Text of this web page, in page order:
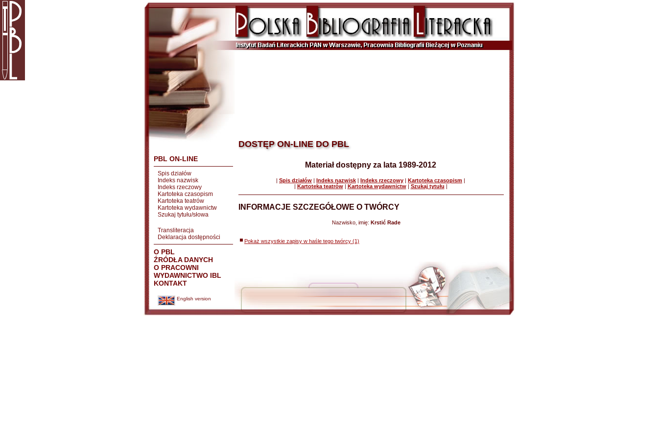
PBL ON-LINE
Spis działów
Indeks nazwisk
Indeks rzeczowy
Kartoteka czasopism
Kartoteka teatrów
Kartoteka wydawnictw
Szukaj tytułu/słowa
Transliteracja
Deklaracja dostępności
O PBL
ŹRÓDŁA DANYCH
O PRACOWNI
WYDAWNICTWO IBL
KONTAKT
English version
DOSTĘP ON-LINE DO PBL
Materiał dostępny za lata 1989-2012
| Spis działów | Indeks nazwisk | Indeks rzeczowy | Kartoteka czasopism |
| Kartoteka teatrów| Kartoteka wydawnictw| Szukaj tytułu |
INFORMACJE SZCZEGÓŁOWE O TWÓRCY
Nazwisko, imię: Krstić Rade
Pokaż wszystkie zapisy w haśle tego twórcy (1)